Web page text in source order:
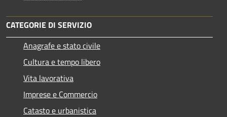
CATEGORIE DI SERVIZIO
Anagrafe e stato civile
Cultura e tempo libero
Vita lavorativa
Imprese e Commercio
Catasto e urbanistica